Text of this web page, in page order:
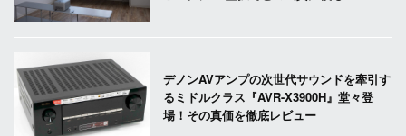
デノンAVアンプの次世代サウンドを牽引す
るミドルクラス『AVR-X3900H』堂々登
場！その真価を徹底レビュー